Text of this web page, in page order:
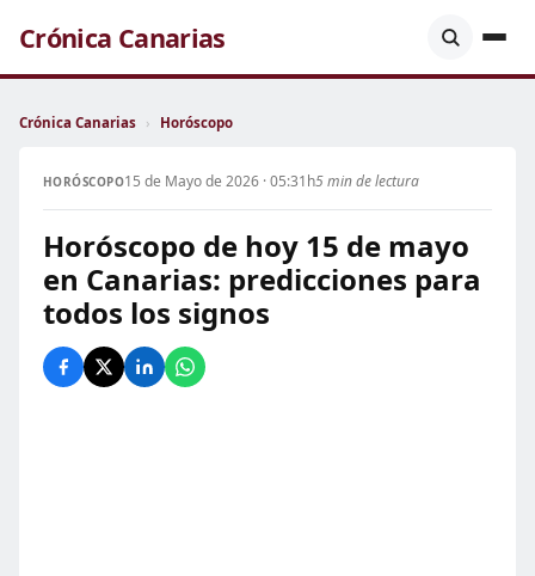
Crónica Canarias
Crónica Canarias › Horóscopo
HORÓSCOPO15 de Mayo de 2026 · 05:31h5 min de lectura
Horóscopo de hoy 15 de mayo
en Canarias: predicciones para
todos los signos